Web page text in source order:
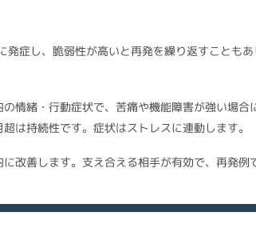
発症し、脆弱性が高いと再発を繰り返すこともあ
情緒・行動症状で、苦痛や機能障害が強い場合
は持続性です。症状はストレスに連動します。
改善します。支え合える相手が有効で、再発例